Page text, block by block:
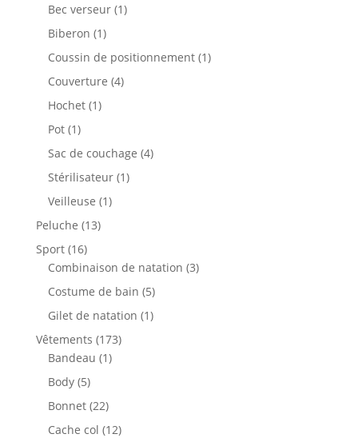
Bec verseur 11
Biberon 11
produit
Coussin de positionnement 11
Couverture 44
Hochet 11
Pot 11
produit
Sac de couchage 44
Stérilisateur 11
Veilleuse 11
Peluche 1313
Sport 1616
produits
Combinaison de natation 33
Costume de bain 55
produits
Gilet de natation 11
Vêtements 173173
Bandeau 11
Body 55
produits
Bonnet 2222
produits
Cache col 1212